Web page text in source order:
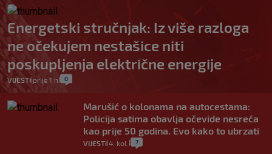
Energetski stručnjak: Iz više razloga
ne očekujem nestašice niti
poskupljenja električne energije
VIJESTI| prije 1 h 0
Marušić o kolonama na autocestama:
Policija satima obavlja očevide nesreća
kao prije 50 godina. Evo kako to ubrzati
VIJESTI 4. kol. 7